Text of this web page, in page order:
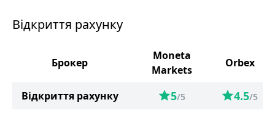
Відкриття рахунку
Брокер
Moneta
Markets
Orbex
Відкриття рахунку 5/5 4.5/5